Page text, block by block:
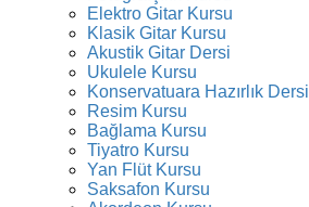
Elektro Gitar Kursu
Klasik Gitar Kursu
Akustik Gitar Dersi
Ukulele Kursu
Konservatuara Hazırlık Dersi
Resim Kursu
Bağlama Kursu
Tiyatro Kursu
Yan Flüt Kursu
Saksafon Kursu